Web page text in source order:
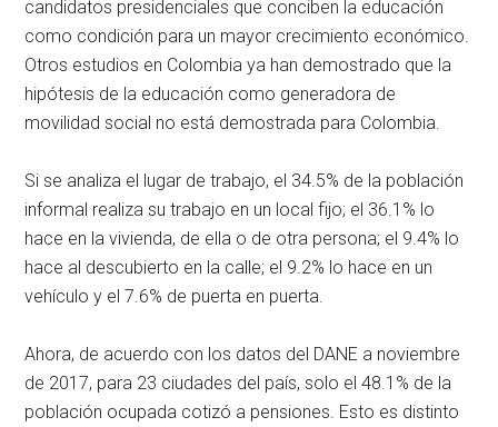
candidatos presidenciales que conciben la educación
como condición para un mayor crecimiento económico.
Otros estudios en Colombia ya han demostrado que la
hipótesis de la educación como generadora de
movilidad social no está demostrada para Colombia.
Si se analiza el lugar de trabajo, el 34.5% de la población
informal realiza su trabajo en un local fijo; el 36.1% lo
hace en la vivienda, de ella o de otra persona; el 9.4% lo
hace al descubierto en la calle; el 9.2% lo hace en un
vehículo y el 7.6% de puerta en puerta.
Ahora, de acuerdo con los datos del DANE a noviembre
de 2017, para 23 ciudades del país, solo el 48.1% de la
población ocupada cotizó a pensiones. Esto es distinto